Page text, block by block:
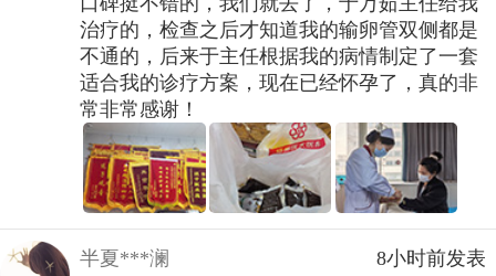
治疗的，检查之后才知道我的输卵管双侧都是
不通的，后来于主任根据我的病情制定了一套
适合我的诊疗方案，现在已经怀孕了，真的非
常非常感谢！
半夏***澜 8小时前发表